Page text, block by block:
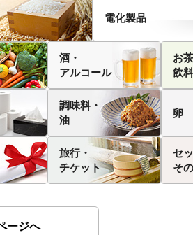
電化製品
酒・
アルコール
お
飲料
調味料・
油
卵
旅行・
チケット
セ
そ
ージへ